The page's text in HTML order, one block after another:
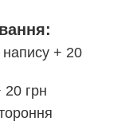
+ 20
20 грн